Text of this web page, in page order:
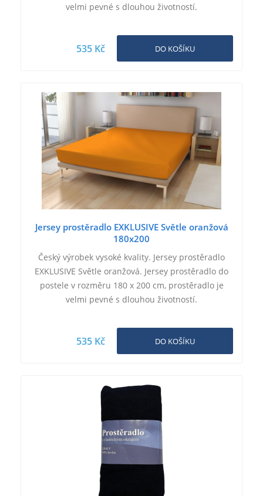
velmi pevné s dlouhou životností.
535 Kč DO KOŠÍKU
Jersey prostěradlo EXKLUSIVE Světle oranžová
180x200
Český výrobek vysoké kvality. Jersey prostěradlo
EXKLUSIVE Světle oranžová. Jersey prostěradlo do
postele v rozměru 180 x 200 cm, prostěradlo je
velmi pevné s dlouhou životností.
535 Kč DO KOŠÍKU